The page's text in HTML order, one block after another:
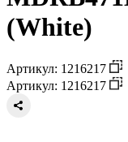
(White)
Артикул: 1216217
Артикул: 1216217